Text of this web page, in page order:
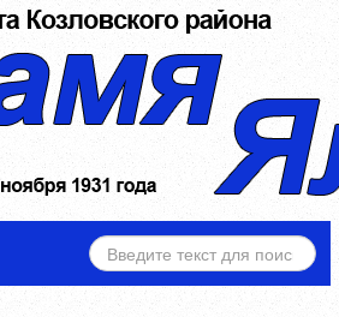
ИСКАТЬ...